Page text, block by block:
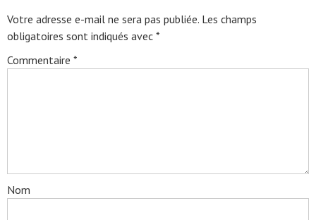
Votre adresse e-mail ne sera pas publiée. Les champs
obligatoires sont indiqués avec *
Commentaire *
Nom